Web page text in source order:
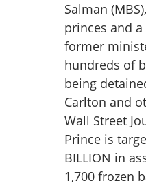
Salman
princes and
former
hundreds of
being
Carlton and
Wall Street
Prince is
BILLION in
1,700 frozen